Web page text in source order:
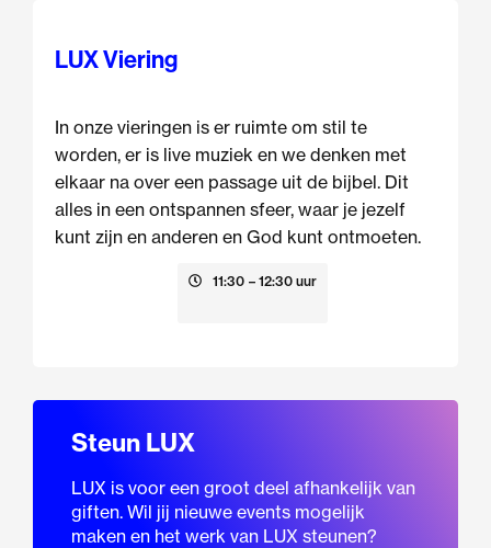
LUX Viering
In onze vieringen is er ruimte om stil te
worden, er is live muziek en we denken met
elkaar na over een passage uit de bijbel. Dit
alles in een ontspannen sfeer, waar je jezelf
kunt zijn en anderen en God kunt ontmoeten.
11:30 – 12:30 uur
Steun LUX
LUX is voor een groot deel afhankelijk van
giften. Wil jij nieuwe events mogelijk
maken en het werk van LUX steunen?